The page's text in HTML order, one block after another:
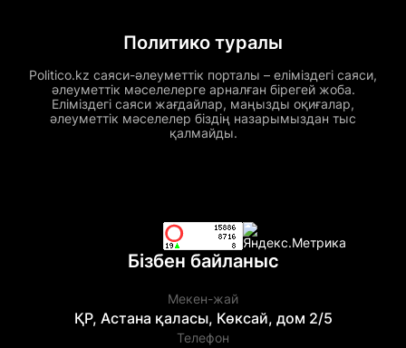
Политико туралы
Politico.kz саяси-әлеуметтік порталы – еліміздегі саяси,
әлеуметтік мәселелерге арналған бірегей жоба.
Еліміздегі саяси жағдайлар, маңызды оқиғалар,
әлеуметтік мәселелер біздің назарымыздан тыс
қалмайды.
Бізбен байланыс
Мекен-жай
ҚР, Астана қаласы, Көксай, дом 2/5
Телефон